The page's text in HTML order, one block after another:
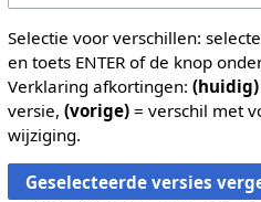
Selectie voor verschillen:
en toets ENTER of de knop
Verklaring afkortingen: (huidig)
versie, (vorige)= verschil met
wijziging.